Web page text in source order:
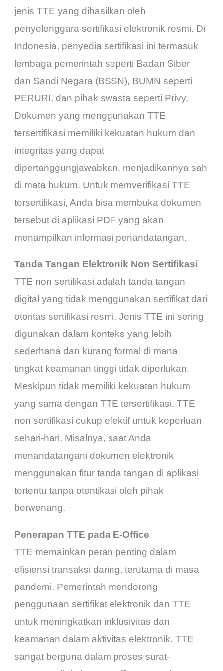
jenis TTE yang dihasilkan oleh
penyelenggara sertifikasi elektronik resmi. Di
Indonesia, penyedia sertifikasi ini termasuk
lembaga pemerintah seperti Badan Siber
dan Sandi Negara (BSSN), BUMN seperti
PERURI, dan pihak swasta seperti Privy.
Dokumen yang menggunakan TTE
tersertifikasi memiliki kekuatan hukum dan
integritas yang dapat
dipertanggungjawabkan, menjadikannya sah
di mata hukum. Untuk memverifikasi TTE
tersertifikasi, Anda bisa membuka dokumen
tersebut di aplikasi PDF yang akan
menampilkan informasi penandatangan.
Tanda Tangan Elektronik Non Sertifikasi
TTE non sertifikasi adalah tanda tangan
digital yang tidak menggunakan sertifikat dari
otoritas sertifikasi resmi. Jenis TTE ini sering
digunakan dalam konteks yang lebih
sederhana dan kurang formal di mana
tingkat keamanan tinggi tidak diperlukan.
Meskipun tidak memiliki kekuatan hukum
yang sama dengan TTE tersertifikasi, TTE
non sertifikasi cukup efektif untuk keperluan
sehari-hari. Misalnya, saat Anda
menandatangani dokumen elektronik
menggunakan fitur tanda tangan di aplikasi
tertentu tanpa otentikasi oleh pihak
berwenang.
Penerapan TTE pada E-Office
TTE memainkan peran penting dalam
efisiensi transaksi daring, terutama di masa
pandemi. Pemerintah mendorong
penggunaan sertifikat elektronik dan TTE
untuk meningkatkan inklusivitas dan
keamanan dalam aktivitas elektronik. TTE
sangat berguna dalam proses surat-